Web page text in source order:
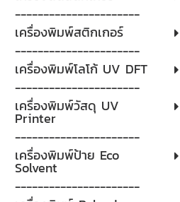
----------------------
เครื่องพิมพ์สติกเกอร์
----------------------
เครื่องพิมพ์โลโก้ UV DFT
----------------------
เครื่องพิมพ์วัสดุ UV
Printer
----------------------
เครื่องพิมพ์ป้าย Eco
Solvent
----------------------